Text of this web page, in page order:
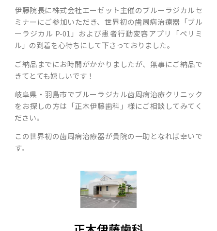
伊藤院長に株式会社エーゼット主催のブルーラジカルセ
ミナーにご参加いただき、世界初の歯周病治療器「ブル
ーラジカル P-01」および患者行動変容アプリ「ペリミ
ル」の到着を心待ちにして下さっておりました。
ご納品までにお時間がかかりましたが、無事にご納品で
きてとても嬉しいです！
岐阜県・羽島市でブルーラジカル歯周病治療クリニック
をお探しの方は「正木伊藤歯科」様にご相談してみてく
ださい。
この世界初の歯周病治療器が貴院の一助となれば幸いで
す。